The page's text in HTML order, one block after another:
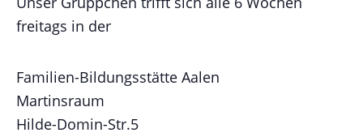
freitags in der
Familien-Bildungsstätte Aalen
Martinsraum
Hilde-Domin-Str.5